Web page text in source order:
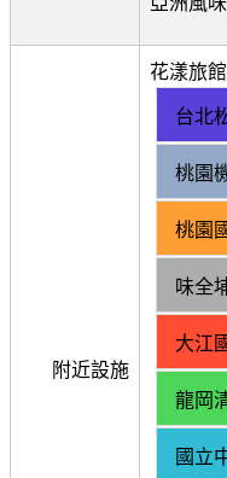
附近設施
花漾旅
台北
桃園
桃園
味全
大江
龍岡
國立